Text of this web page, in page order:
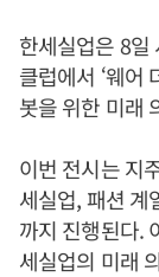
한세실업은 8일
클럽에서 ‘웨어
봇을 위한 미래
이번 전시는 지
세실업, 패션 계
까지 진행된다.
세실업의 미래